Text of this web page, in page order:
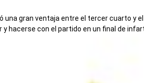
una gran ventaja entre el tercer cuarto y
hacerse con el partido en un final de